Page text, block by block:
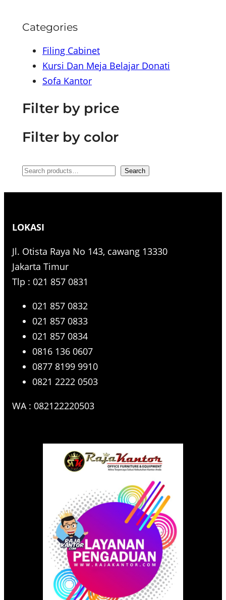
Categories
Filing Cabinet
Kursi Dan Meja Belajar Donati
Sofa Kantor
Filter by price
Filter by color
S
c
h
Search
LOKASI
Jl. Otista Raya No 143, cawang 13330
Jakarta Timur
Tlp : 021 857 0831
021 857 0832
021 857 0833
021 857 0834
0816 136 0607
0877 8199 9910
0821 2222 0503
WA : 082122220503